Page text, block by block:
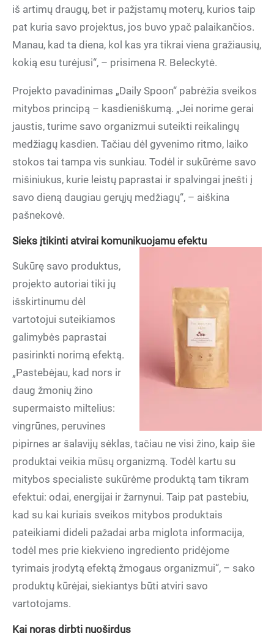
iš artimų draugų, bet ir pažįstamų moterų, kurios taip
pat kuria savo projektus, jos buvo ypač palaikančios.
Manau, kad ta diena, kol kas yra tikrai viena gražiausių,
kokią esu turėjusi“, – prisimena R. Beleckytė.
Projekto pavadinimas „Daily Spoon“ pabrėžia sveikos
mitybos principą – kasdieniškumą. „Jei norime gerai
jaustis, turime savo organizmui suteikti reikalingų
medžiagų kasdien. Tačiau dėl gyvenimo ritmo, laiko
stokos tai tampa vis sunkiau. Todėl ir sukūrėme savo
mišiniukus, kurie leistų paprastai ir spalvingai įnešti į
savo dieną daugiau gerųjų medžiagų“, – aiškina
pašnekovė.
Sieks įtikinti atvirai komunikuojamu efektu
Sukūrę savo produktus,
projekto autoriai tiki jų
išskirtinumu dėl
vartotojui suteikiamos
galimybės paprastai
pasirinkti norimą efektą.
„Pastebėjau, kad nors ir
daug žmonių žino
supermaisto miltelius:
vingrūnes, peruvines
pipirnes ar šalavijų sėklas, tačiau ne visi žino, kaip šie
produktai veikia mūsų organizmą. Todėl kartu su
mitybos specialiste sukūrėme produktą tam tikram
efektui: odai, energijai ir žarnynui. Taip pat pastebiu,
kad su kai kuriais sveikos mitybos produktais
pateikiami dideli pažadai arba miglota informacija,
todėl mes prie kiekvieno ingrediento pridėjome
tyrimais įrodytą efektą žmogaus organizmui“, – sako
produktų kūrėjai, siekiantys būti atviri savo
vartotojams.
Kai noras dirbti nuoširdus